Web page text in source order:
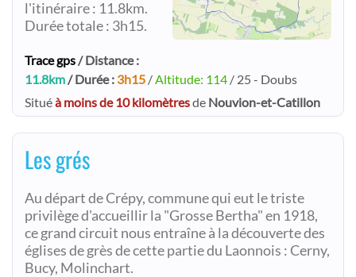
l'itinéraire : 11.8km.
Durée totale : 3h15.
Trace gps/ Distance :
11.8km/ Durée : 3h15 /Altitude: 114 / 25 - Doubs
Situéà moins de 10 kilomètresde Nouvion-et-Catillon
Les grés
Au départ de Crépy, commune qui eut le triste
privilège d'accueillir la "Grosse Bertha" en 1918,
ce grand circuit nous entraîne à la découverte des
églises de grès de cette partie du Laonnois : Cerny,
Bucy, Molinchart.